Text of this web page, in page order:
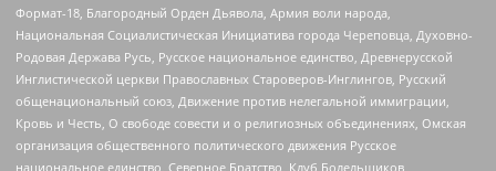
Формат-18, Благородный Орден Дьявола, Армия воли народа,
Национальная Социалистическая Инициатива города Череповца, Духовно-
Родовая Держава Русь, Русское национальное единство, Древнерусской
Инглистической церкви Православных Староверов-Инглингов, Русский
общенациональный союз, Движение против нелегальной иммиграции,
Кровь и Честь, О свободе совести и о религиозных объединениях, Омская
организация общественного политического движения Русское
национальное единство, Северное Братство, Клуб Болельщиков